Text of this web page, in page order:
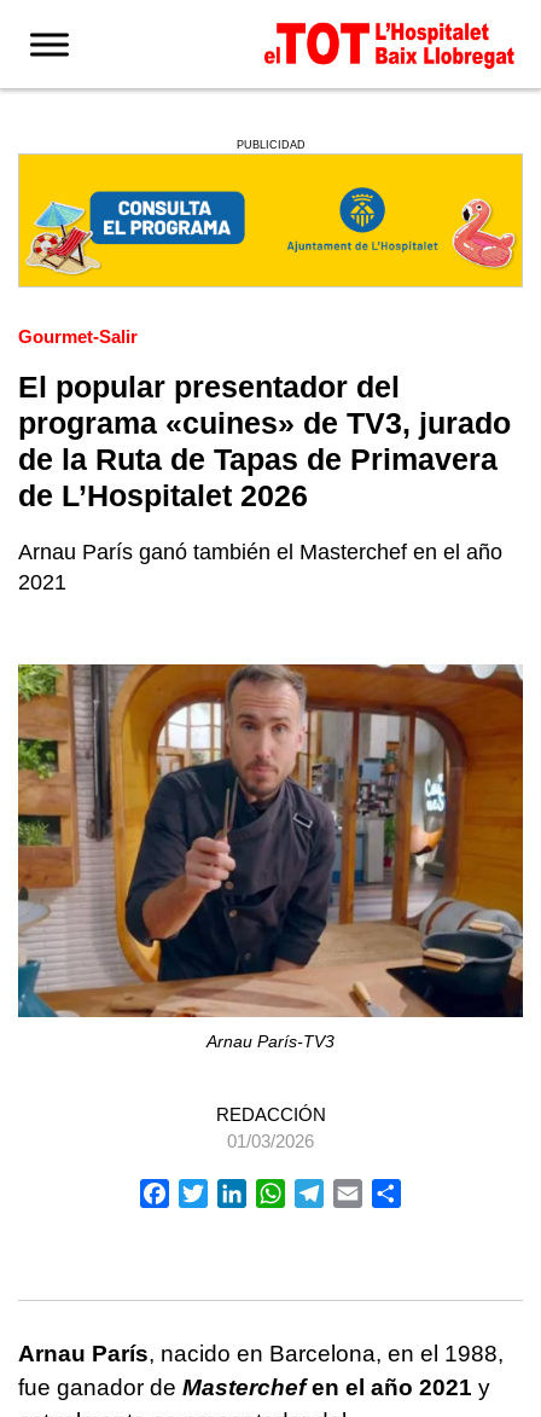
PUBLICIDAD
Gourmet-Salir
El popular presentador del
programa «cuines» de TV3, jurado
de la Ruta de Tapas de Primavera
de L’Hospitalet 2026
Arnau París ganó también el Masterchef en el año
2021
Arnau París-TV3
REDACCIÓN
01/03/2026
FacebookTwitterLinkedInWhatsApp
Telegram
Email
Arnau París, nacido en Barcelona, en el 1988,
fue ganador de Masterchefen el año 2021 y